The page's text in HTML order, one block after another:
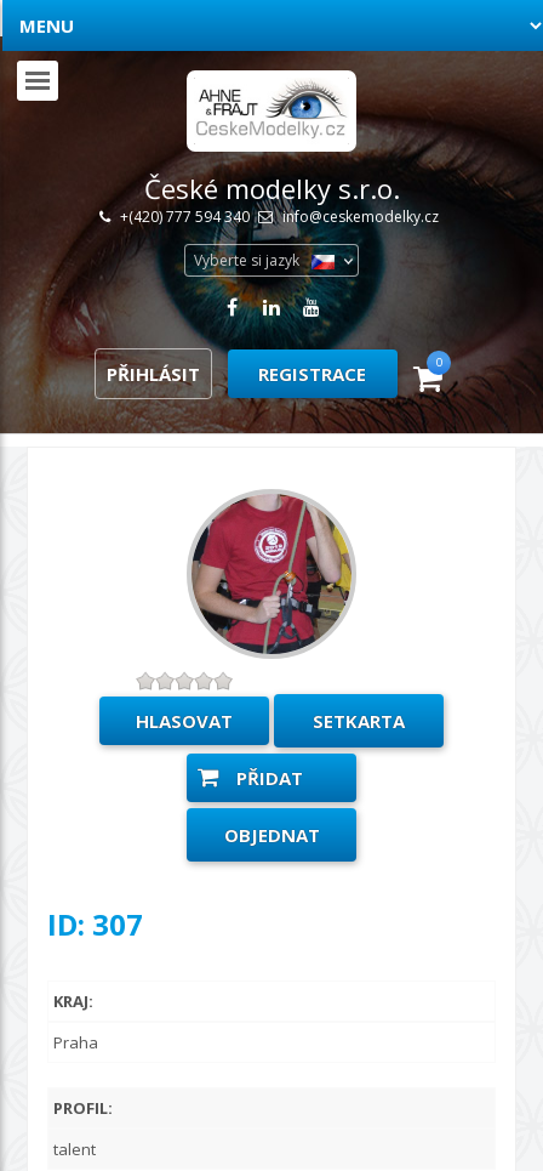
České modelky s.r.o.
+(420) 777 594 340 info@ceskemodelky.cz
Vyberte si jazyk
PŘIHLÁSIT REGISTRACE 0
SETKARTA
PŘIDAT
OBJEDNAT
ID: 307
KRAJ:
Praha
PROFIL:
talent